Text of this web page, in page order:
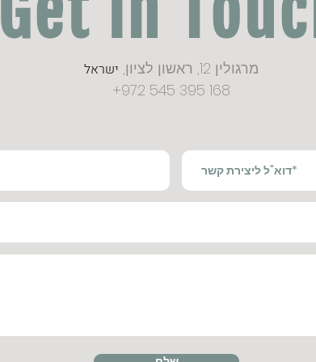
מרגולין 12, ראשון לציון, ישראל
+972 545 395 168